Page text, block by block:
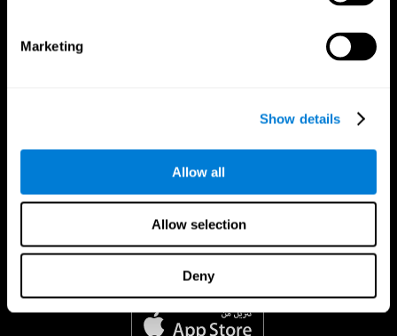
Marketing
Show details
Allow all
Allow selection
Denyتطبيق CogniFit